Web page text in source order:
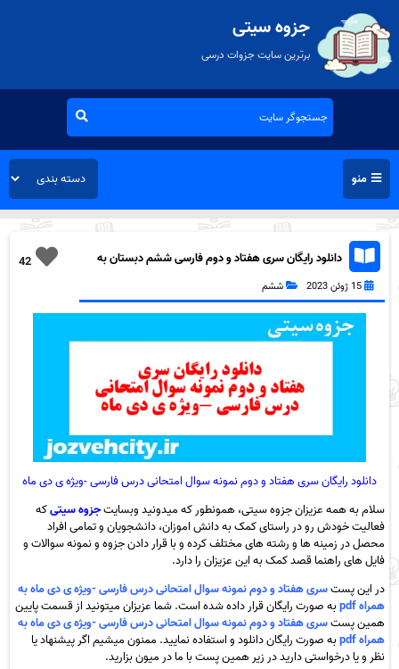
جزوه سیتی
برترین سایت جزوات درسی
منو
42
دانلود رایگان سری هفتاد و دوم فارسی ششم دبستان به
15 ژوئن 2023 ششم
دانلود رایگان سری هفتاد و دوم نمونه سوال امتحانی درس فارسی -ویژه ی دی ماه
سلام به همه عزیزان جزوه سیتی، همونطور که میدونید وبسایتجزوه سیتیکه
فعالیت خودش رو در راستای کمک به دانش اموزان، دانشجویان و تمامی افراد
محصل در زمینه ها و رشته های مختلف کرده و با قرار دادن جزوه و نمونه سوالات و
فایل های راهنما قصد کمک به این عزیزان را دارد.
در این پستسری هفتاد و دوم نمونه سوال امتحانی درس فارسی -ویژه ی دی ماه به
همراه pdf
به صورت رایگان قرار داده شده است. شما عزیزان میتونید از قسمت پایین
همین پستسری هفتاد و دوم نمونه سوال امتحانی درس فارسی -ویژه ی دی ماه به
همراه pdf
به صورت رایگان دانلود و استفاده نمایید. ممنون میشیم اگر پیشنهاد یا
نظر و یا درخواستی دارید در زیر همین پست با ما در میون بزارید.